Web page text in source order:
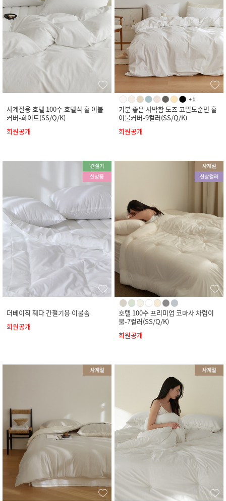
사계절용 호텔 100수 호텔식 홑 이불
커버-화이트(SS/Q/K)
회원공개
기분 좋은 사박함 도즈 고밀도순면 홑
이불커버-9컬러(SS/Q/K)
회원공개
더베이직 훼다 간절기용 이불솜
회원공개
호텔 100수 프리미엄 코마사 차렵이
불-7컬러(SS/Q/K)
회원공개